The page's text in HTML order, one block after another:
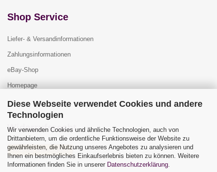
Diese Webseite verwendet Cookies und andere
Technologien
Wir verwenden Cookies und ähnliche Technologien, auch von
Drittanbietern, um die ordentliche Funktionsweise der Website zu
gewährleisten, die Nutzung unseres Angebotes zu analysieren und
Ihnen ein bestmögliches Einkaufserlebnis bieten zu können. Weitere
Informationen finden Sie in unserer Datenschutzerklärung
Shop Service
Liefer- & Versandinformationen
Zahlungsinformationen
eBay-Shop
Homepage
Widerrufsrecht
Vertrag widerrufen
Widerrufsbelehrung